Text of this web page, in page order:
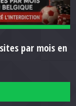
par mois en